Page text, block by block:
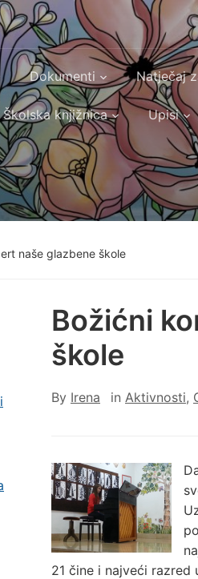
Dokumenti Natječaj
Školska knjižnica Upisi
naše glazbene škole
Božićni
škole
By Irena in Aktivnosti,
21 čine i najveći razred